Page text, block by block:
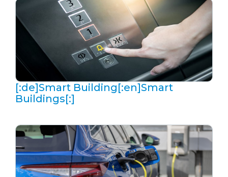
[:de]Smart Building[:en]Smart
Buildings[:]